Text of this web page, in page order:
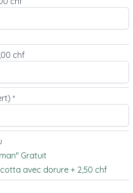
chf
*
Gratuit
avec dorure + 2,50 chf